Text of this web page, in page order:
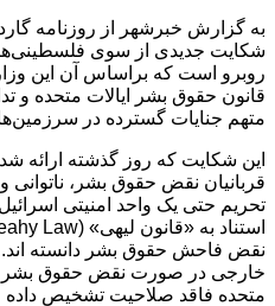
به گزارش خبرشهر از روزنامه
شکایت جدیدی از سوی فلسطینی‌ها
روبرو است که براساس آن این
قانون حقوق بشر ایالات متحده و
متهم جنایات گسترده در
این شکایت که روز گذشته ارائه
قربانیان نقض حقوق بشر، ناتوانی
تحریم حتی یک واحد امنیتی
نقض فاحش حقوق بشر دانسته
خارجی در صورت نقض حقوق بشر
متحده فاقد صلاحیت تشخیص